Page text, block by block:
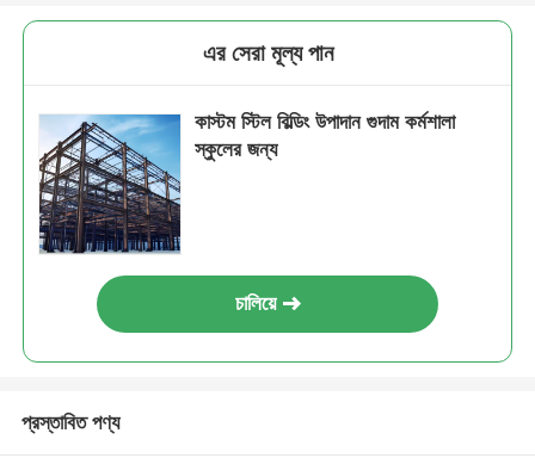
এর সেরা মূল্য পান
কাস্টম স্টিল বিল্ডিং উপাদান গুদাম কর্মশালা
স্কুলের জন্য
চালিয়ে
প্রস্তাবিত পণ্য